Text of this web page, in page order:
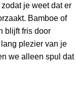
je weet dat er
Bamboe of
blijft fris door
plezier van je
we alleen spul dat